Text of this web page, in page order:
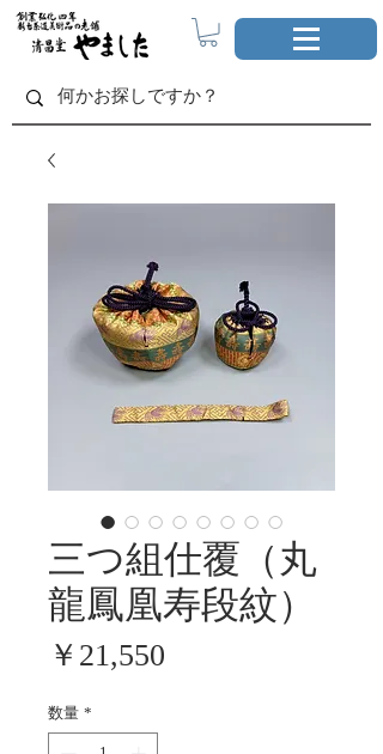
三つ組仕覆（丸
龍鳳凰寿段紋）
￥21,550
数量 *